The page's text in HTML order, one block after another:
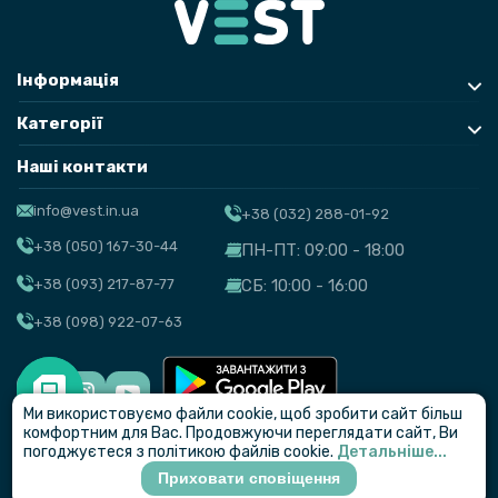
Інформація
Категорії
Наші контакти
info@vest.in.ua
+38 (050) 167-30-44
+38 (093) 217-87-77
+38 (098) 922-07-63
+38 (032) 288-01-92
ПН-ПТ: 09:00 - 18:00
СБ: 10:00 - 16:00
© VEST
Ми використовуємо файли cookie, щоб зробити сайт більш
комфортним для Вас. Продовжуючи переглядати сайт, Ви
погоджуєтеся з політикою файлів cookie. Детальніше...
Приховати сповіщення